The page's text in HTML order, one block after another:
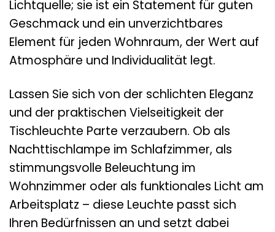
Lichtquelle; sie ist ein Statement für guten
Geschmack und ein unverzichtbares
Element für jeden Wohnraum, der Wert auf
Atmosphäre und Individualität legt.
Lassen Sie sich von der schlichten Eleganz
und der praktischen Vielseitigkeit der
Tischleuchte Parte verzaubern. Ob als
Nachttischlampe im Schlafzimmer, als
stimmungsvolle Beleuchtung im
Wohnzimmer oder als funktionales Licht am
Arbeitsplatz – diese Leuchte passt sich
Ihren Bedürfnissen an und setzt dabei